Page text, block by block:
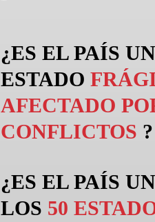
¿ES EL PAÍS UN
ESTADO
AFECTADO
CONFLICTOS ?
¿ES EL PAÍS
LOS 50